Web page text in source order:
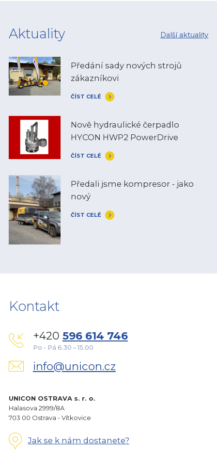
Další aktuality
Aktuality
Předání sady nových strojů
zákazníkovi
ČÍST CELÉ
Nově hydraulické čerpadlo
HYCON HWP2 PowerDrive
ČÍST CELÉ
Předali jsme kompresor - jako
nový
ČÍST CELÉ
Kontakt
+420 596 614 746
Po - Pá 6.30 – 15.00
info@unicon.cz
UNICON OSTRAVA s. r. o.
Halasova 2999/8A
703 00 Ostrava - Vítkovice
Jak se k nám dostanete?